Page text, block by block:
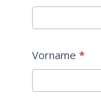
Vorname *